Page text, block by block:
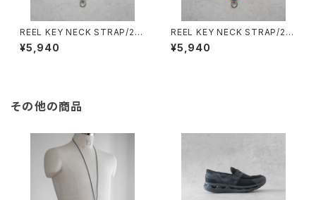
REEL KEY NECK STRAP/20
53#5/リールキーネックストラッ
プ
¥5,940
REEL KEY NECK STRAP/20
53#4/リールキーネックストラッ
プ
¥5,940
その他の商品